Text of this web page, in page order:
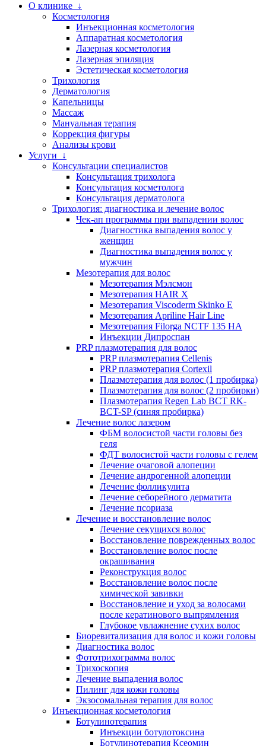
О клинике ↓
Косметология
Инъекционная косметология
Аппаратная косметология
Лазерная косметология
Лазерная эпиляция
Эстетическая косметология
Трихология
Дерматология
Капельницы
Массаж
Мануальная терапия
Коррекция фигуры
Анализы крови
Услуги ↓
Консультации специалистов
Консультация трихолога
Консультация косметолога
Консультация дерматолога
Трихология: диагностика и лечение волос
Чек-ап программы при выпадении волос
Диагностика выпадения волос у
женщин
Диагностика выпадения волос у
мужчин
Мезотерапия для волос
Мезотерапия Мэлсмон
Мезотерапия HAIR X
Мезотерапия Viscoderm Skinko E
Мезотерапия Apriline Hair Line
Мезотерапия Filorga NCTF 135 HA
Инъекции Дипроспан
PRP плазмотерапия для волос
PRP плазмотерапия Cellenis
PRP плазмотерапия Cortexil
Плазмотерапия для волос (1 пробирка)
Плазмотерапия для волос (2 пробирки)
Плазмотерапия Regen Lab BCT RK-
BCT-SP (синяя пробирка)
Лечение волос лазером
ФБМ волосистой части головы без
геля
ФДТ волосистой части головы с гелем
Лечение очаговой алопеции
Лечение андрогенной алопеции
Лечение фолликулита
Лечение себорейного дерматита
Лечение псориаза
Лечение и восстановление волос
Лечение секущихся волос
Восстановление поврежденных волос
Восстановление волос после
окрашивания
Реконструкция волос
Восстановление волос после
химической завивки
Восстановление и уход за волосами
после кератинового выпрямления
Глубокое увлажнение сухих волос
Биоревитализация для волос и кожи головы
Диагностика волос
Фототрихограмма волос
Трихоскопия
Лечение выпадения волос
Пилинг для кожи головы
Экзосомальная терапия для волос
Инъекционная косметология
Ботулинотерапия
Инъекции ботулотоксина
Ботулинотерапия Ксеомин